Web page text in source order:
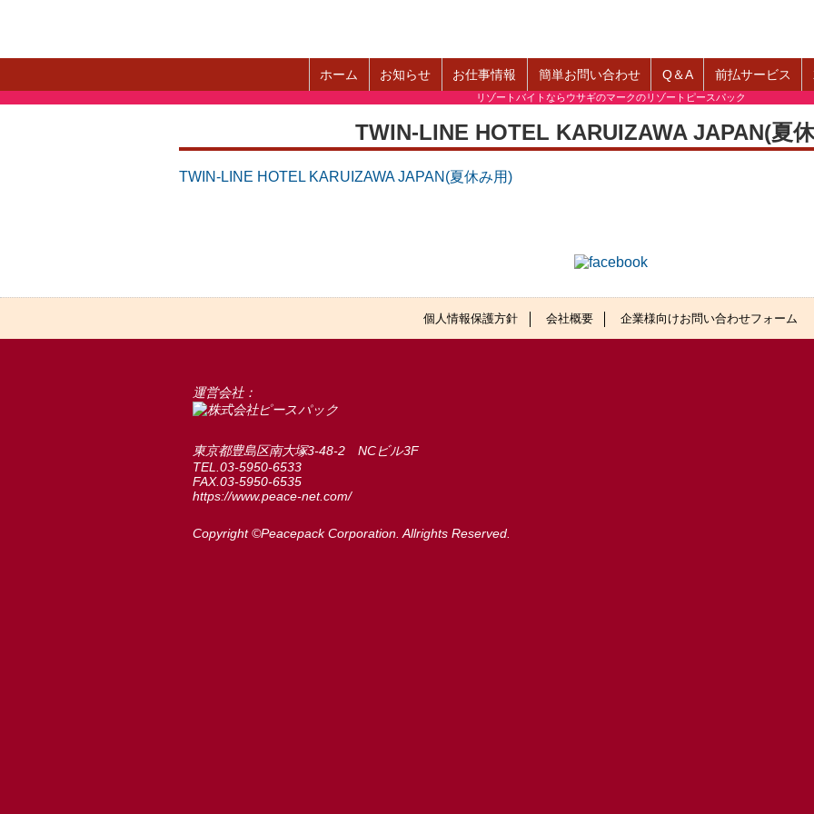
ホーム お知らせ お仕事情報 簡単お問い合わせ Q＆A 前払サービス
リゾートバイトならウサギのマークのリゾートピースパック
TWIN-LINE HOTEL KARUIZAWA JAPAN(夏
TWIN-LINE HOTEL KARUIZAWA JAPAN(夏休み用)
個人情報保護方針 会社概要 企業様向けお問い合わせフォーム
運営会社：
東京都豊島区南大塚3-48-2 NCビル3F
TEL.03-5950-6533
FAX.03-5950-6535
https://www.peace-net.com/
Copyright ©Peacepack Corporation. Allrights Reserved.